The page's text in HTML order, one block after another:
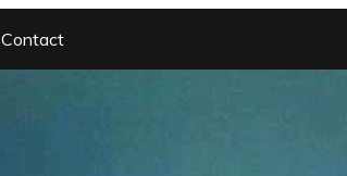
Contact